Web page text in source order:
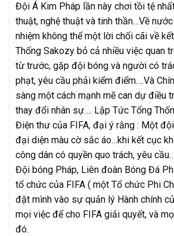
Đội Á Kim Pháp lần này chơi tồi tệ
thuật, nghệ thuật và tinh thần…Về
nhiệm không thể một lời chối cãi về
Thống Sakozy bỏ cả nhiều việc quan
từ trước, gặp đội bóng và người có
phạt, yêu cầu phải kiểm điểm….Và
sàng một cách mạnh mẽ can dự điều
thay đổi nhân sự…. Lập Tức Tổng
Điện thư của FIFA, đại ý rằng : Một
đại diện màu cờ sắc áo…khi kết cục
công dân có quyền quo trách, yêu
Đội bóng Pháp, Liên đoàn Bóng Đá
tổ chức của FIFA ( một Tổ chức Phi
đặt mình vào sự quản lý Hành chính
mọi việc để cho FIFA giải quyết, và
đó.